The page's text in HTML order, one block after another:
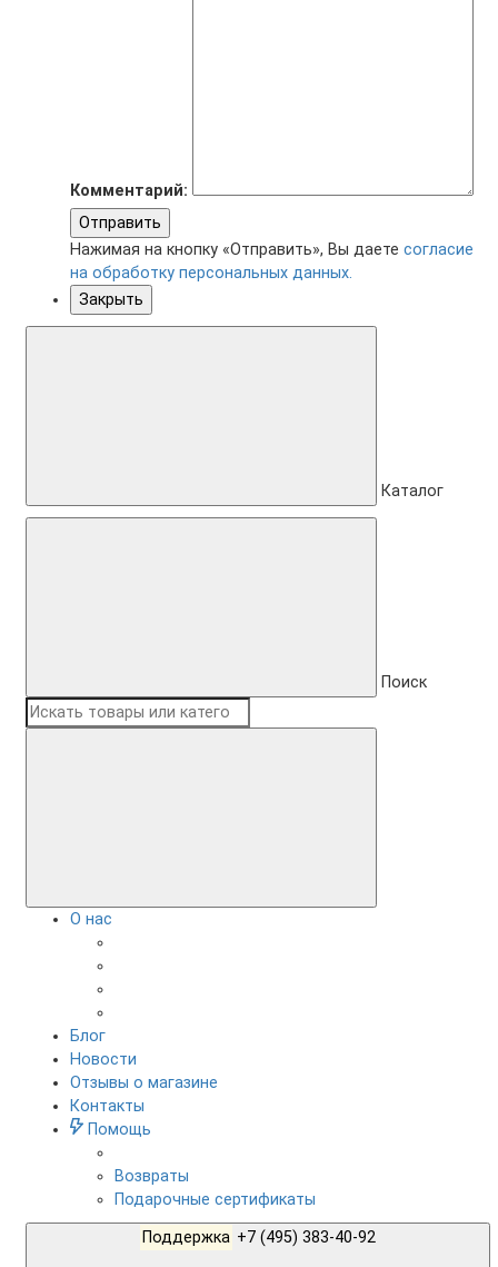
Комментарий:
Отправить
Нажимая на кнопку «Отправить», Вы даете согласие
на обработку персональных данных.
Закрыть
Каталог
Поиск
О нас
Блог
Новости
Отзывы о магазине
Контакты
Помощь
Возвраты
Подарочные сертификаты
Поддержка